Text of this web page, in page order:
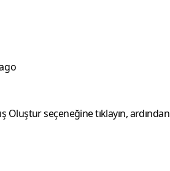
Oluşturseçeneğine tıklayın, ardından